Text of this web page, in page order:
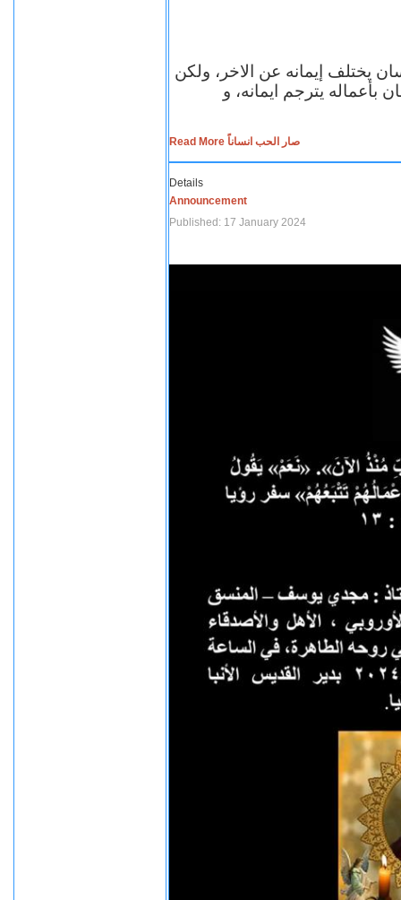
يختلف إيمانه عن الاخر، ولكن
بأعماله يترجم ايمانه، و
Read More صار الحب انساناً
Details
Announcement
Published: 17 January 2024